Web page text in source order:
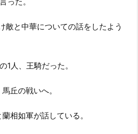
敵と中華についての話をしたよう
1人、王騎だった。
丘の戦いへ。
相如軍が話している。